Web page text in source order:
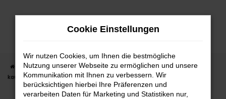
Zum
Startseite Freudenstadt Audi
Audi Q5 in Freudenstadt günstig
kaufen | Lieferservice nach Freudenstadt
Cookie Einstellungen
Wir nutzen Cookies, um Ihnen die bestmögliche
Nutzung unserer Webseite zu ermöglichen und unsere
Kommunikation mit Ihnen zu verbessern. Wir
berücksichtigen hierbei Ihre Präferenzen und
verarbeiten Daten für Marketing und Statistiken nur,